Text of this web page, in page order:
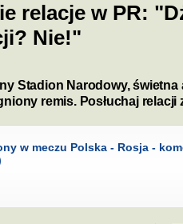
relacje w PR:
Nie!"
Stadion Narodowy,
remis. Posłuchaj
w meczu Polska - Rosja -